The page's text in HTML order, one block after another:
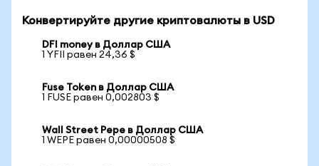
Конвертируйте другие криптовалюты в USD
DFI money в Доллар США
1 YFII равен 24,36 $
Fuse Token в Доллар США
1 FUSE равен 0,002803 $
Wall Street Pepe в Доллар США
1 WEPE равен 0,00000508 $